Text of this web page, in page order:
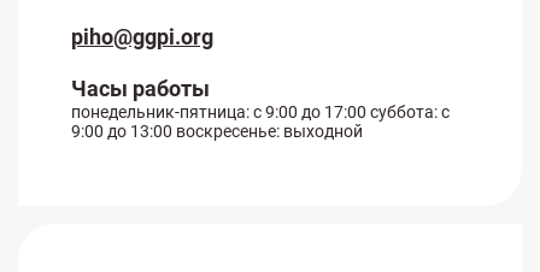
piho@ggpi.org
Часы работы
понедельник-пятница: с 9:00 до 17:00 суббота: с
9:00 до 13:00 воскресенье: выходной